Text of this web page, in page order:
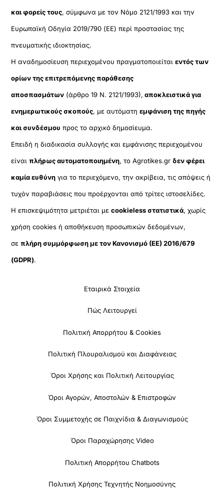
και φορείς τους, σύμφωνα με τον Νόμο 2121/1993 και την
Ευρωπαϊκή Οδηγία 2019/790 (ΕΕ) περί προστασίας της
πνευματικής ιδιοκτησίας.
Η αναδημοσίευση περιεχομένου πραγματοποιείταιεντός των
ορίων της επιτρεπόμενης παράθεσης
αποσπασμάτων (άρθρο 19 Ν. 2121/1993), αποκλειστικά για
ενημερωτικούς σκοπούς, με αυτόματηεμφάνιση της πηγής
και συνδέσμου προς το αρχικό δημοσίευμα.
Επειδή η διαδικασία συλλογής και εμφάνισης περιεχομένου
είναιπλήρως αυτοματοποιημένη, το Agrotikes.gr δεν φέρει
καμία ευθύνη για το περιεχόμενο, την ακρίβεια, τις απόψεις ή
τυχόν παραβιάσεις που προέρχονται από τρίτες ιστοσελίδες.
Η επισκεψιμότητα μετριέται μεcookieless στατιστικά, χωρίς
χρήση cookies ή αποθήκευση προσωπικών δεδομένων,
σεπλήρη συμμόρφωση με τον Κανονισμό (ΕΕ) 2016/679
(GDPR).
Εταιρικά Στοιχεία
Πώς Λειτουργεί
Πολιτική Απορρήτου & Cookies
Πολιτική Πλουραλισμού και Διαφάνειας
Όροι Χρήσης και Πολιτική Λειτουργίας
Όροι Αγορών, Αποστολών & Επιστροφών
Όροι Συμμετοχής σε Παιχνίδια & Διαγωνισμούς
Όροι Παραχώρησης Video
Πολιτική Απορρήτου Chatbots
Πολιτική Χρήσης Τεχνητής Νοημοσύνης